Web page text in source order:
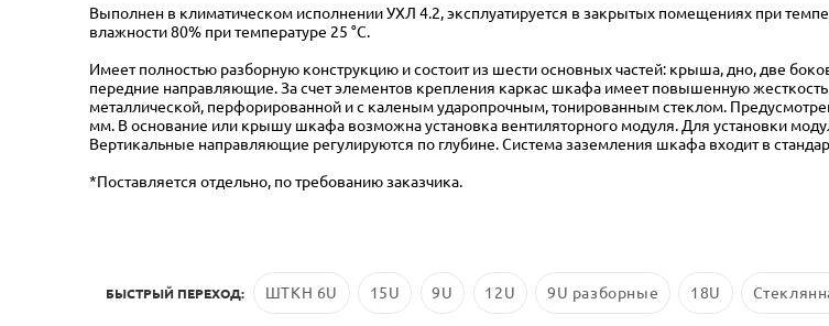
Выполнен в климатическом исполнении УХЛ 4.2, эксплуатируется в закрытых помещениях при
влажности 80% при температуре 25 °С.
Имеет полностью разборную конструкцию и состоит из шести основных частей: крыша, дно, две
передние направляющие. За счет элементов крепления каркас шкафа имеет повышенную
металлической, перфорированной и с каленым ударопрочным, тонированным стеклом.
мм. В основание или крышу шкафа возможна установка вентиляторного модуля. Для установки
Вертикальные направляющие регулируются по глубине. Система заземления шкафа входит в
*Поставляется отдельно, по требованию заказчика.
БЫСТРЫЙ ПЕРЕХОД: ШТКН 6U 15U 9U 12U 9U разборные 18U